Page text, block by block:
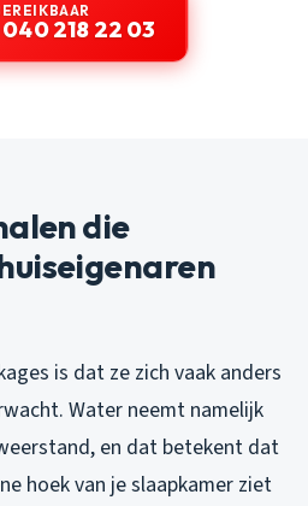
040 218 22 03
die
is dat ze zich vaak anders
Water neemt namelijk
en dat betekent dat
hoek van je slaapkamer ziet